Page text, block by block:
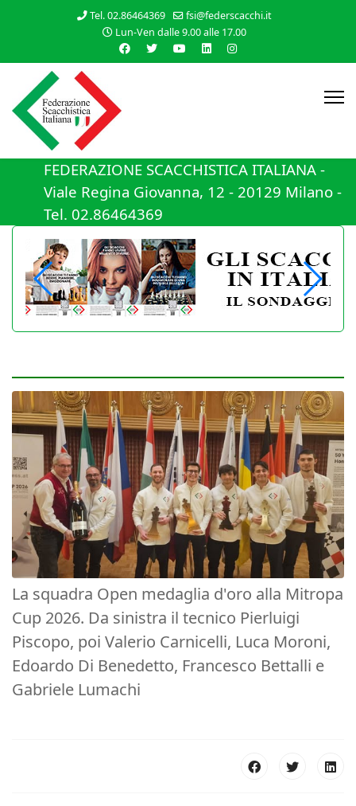
Tel. 02.86464369
fsi@federscacchi.it
Lun-Ven dalle 9.00 alle 17.00
FEDERAZIONE SCACCHISTICA ITALIANA -
Viale Regina Giovanna, 12 - 20129 Milano -
Tel. 02.86464369
La squadra Open medaglia d'oro alla Mitropa
Cup 2026. Da sinistra il tecnico Pierluigi
Piscopo, poi Valerio Carnicelli, Luca Moroni,
Edoardo Di Benedetto, Francesco Bettalli e
Gabriele Lumachi